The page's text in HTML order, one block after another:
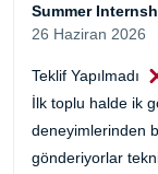
Summer
26 Haziran 2026
Teklif Yapılmadı
İlk toplu halde ik
deneyimlerinden
gönderiyorlar